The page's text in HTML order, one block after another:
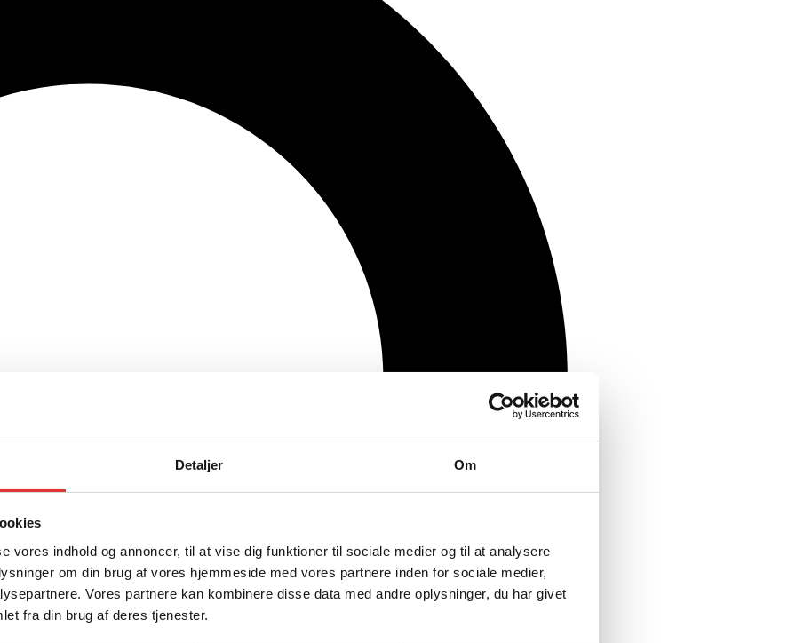
Detaljer Om
vores indhold og annoncer, til at vise dig funktioner til sociale medier og til at analysere
om din brug af vores hjemmeside med vores partnere inden for sociale medier,
Vores partnere kan kombinere disse data med andre oplysninger, du har givet
fra din brug af deres tjenester.